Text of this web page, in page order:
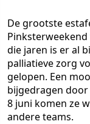
De grootste
die jaren is er al
palliatieve zorg
gelopen. Een
bijgedragen door
8 juni komen ze
andere teams.